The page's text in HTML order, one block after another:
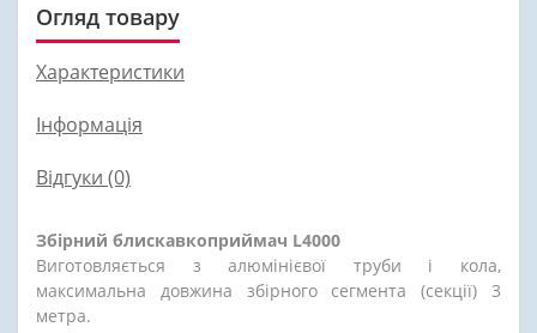
Огляд товару
Характеристики
Інформація
Відгуки (0)
Збірний блискавкоприймач L4000
Виготовляється з алюмінієвої труби і кола,
максимальна довжина збірного сегмента (секції) 3
метра.